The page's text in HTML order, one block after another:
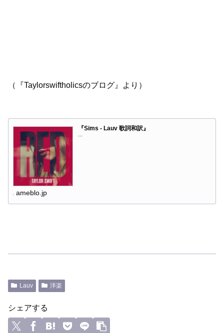
（『Taylorswiftholicsのブログ』より）
『Sims - Lauv 歌詞和訳』
ameblo.jp
Lauv 洋楽
シェアする